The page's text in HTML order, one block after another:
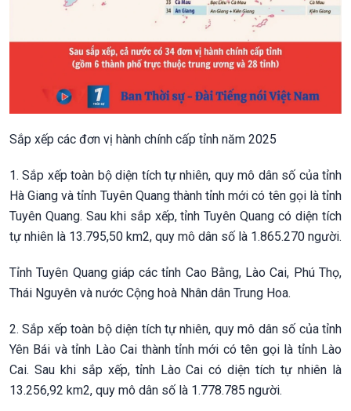
Sắp xếp các đơn vị hành chính cấp tỉnh năm 2025
1. Sắp xếp toàn bộ diện tích tự nhiên, quy mô dân số của tỉnh
Hà Giang và tỉnh Tuyên Quang thành tỉnh mới có tên gọi là tỉnh
Tuyên Quang. Sau khi sắp xếp, tỉnh Tuyên Quang có diện tích
tự nhiên là 13.795,50 km2, quy mô dân số là 1.865.270 người.
Tỉnh Tuyên Quang giáp các tỉnh Cao Bằng, Lào Cai, Phú Thọ,
Thái Nguyên và nước Cộng hoà Nhân dân Trung Hoa.
2. Sắp xếp toàn bộ diện tích tự nhiên, quy mô dân số của tỉnh
Yên Bái và tỉnh Lào Cai thành tỉnh mới có tên gọi là tỉnh Lào
Cai. Sau khi sắp xếp, tỉnh Lào Cai có diện tích tự nhiên là
13.256,92 km2, quy mô dân số là 1.778.785 người.